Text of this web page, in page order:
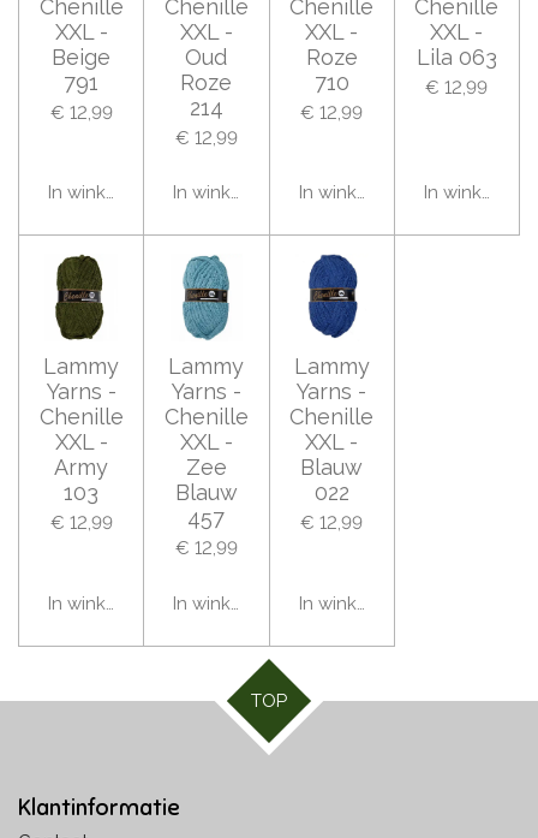
Chenille
XXL -
Beige
791
€ 12,99
In winkelwagen
Chenille
XXL -
Oud
Roze
214
€ 12,99
In winkelwagen
Chenille
XXL -
Roze
710
€ 12,99
In winkelwagen
Chenille
XXL -
Lila 063
€ 12,99
In
Lammy
Yarns -
Chenille
XXL -
Army
103
€ 12,99
In winkelwagen
Lammy
Yarns -
Chenille
XXL -
Zee
Blauw
457
€ 12,99
In winkelwagen
Lammy
Yarns -
Chenille
XXL -
Blauw
022
€ 12,99
In winkelwagen
TOP
Klantinformatie